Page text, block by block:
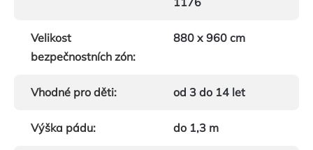
Velikost
bezpečnostních zón:
880 x 960 cm
Vhodné pro děti: od 3 do 14 let
Výška pádu: do 1,3 m